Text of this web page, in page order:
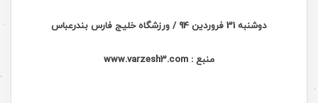
دوشنبه 31 فروردین 94 / ورزشگاه خلیج فارس بندرعباس
منبع : www.varzesh3.com